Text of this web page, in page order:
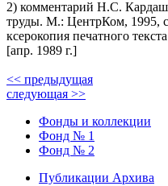
2) комментарий Н.С.
труды. М.: ЦентрКом, 1995,
ксерокопия печатного текста
[апр. 1989 г.]
<< предыдущая
следующая >>
Фонды и коллекции
Фонд № 1
Фонд № 2
Публикации Архива